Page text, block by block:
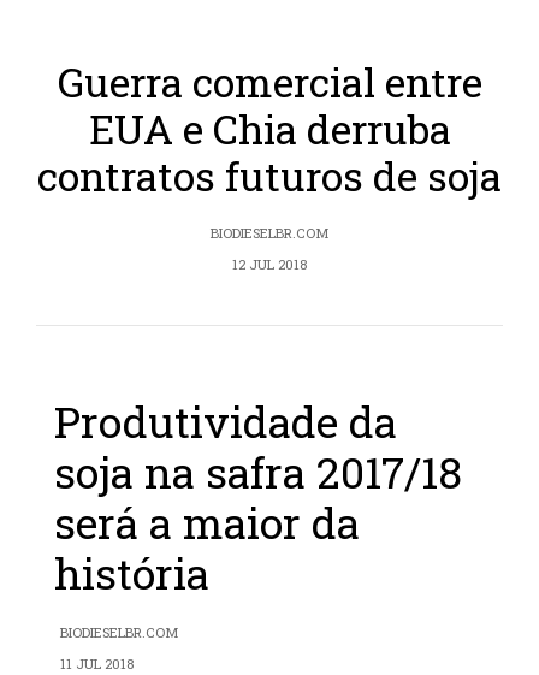
Guerra comercial entre
EUA e Chia derruba
contratos futuros de soja
BIODIESELBR.COM
12 JUL 2018
Produtividade da
soja na safra 2017/18
será a maior da
história
BIODIESELBR.COM
11 JUL 2018